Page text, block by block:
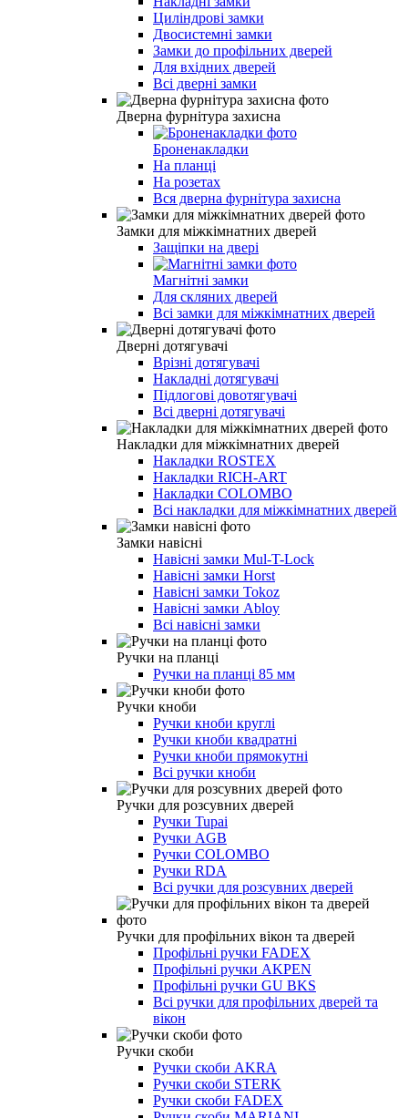
Циліндрові замки
Двосистемні замки
Замки до профільних дверей
Для вхідних дверей
Всі дверні замки
Дверна фурнітура захисна
Броненакладки
На планці
На розетах
Вся дверна фурнітура захисна
Замки для міжкімнатних дверей
Защіпки на двері
Магнітні замки
Для скляних дверей
Всі замки для міжкімнатних дверей
Дверні дотягувачі
Врізні дотягувачі
Накладні дотягувачі
Підлогові довотягувачі
Всі дверні дотягувачі
Накладки для міжкімнатних дверей
Накладки ROSTEX
Накладки RICH-ART
Накладки COLOMBO
Всі накладки для міжкімнатних дверей
Замки навісні
Навісні замки Mul-T-Lock
Навісні замки Horst
Навісні замки Tokoz
Навісні замки Abloy
Всі навісні замки
Ручки на планці
Ручки на планці 85 мм
Ручки кноби
Ручки кноби круглі
Ручки кноби квадратні
Ручки кноби прямокутні
Всі ручки кноби
Ручки для розсувних дверей
Ручки Tupai
Ручки AGB
Ручки COLOMBO
Ручки RDA
Всі ручки для розсувних дверей
Ручки для профільних вікон та дверей
Профільні ручки FADEX
Профільні ручки AKPEN
Профільні ручки GU BKS
Всі ручки для профільних дверей та
вікон
Ручки скоби
Ручки скоби AKRA
Ручки скоби STERK
Ручки скоби FADEX